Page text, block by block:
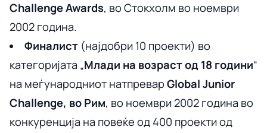
Challenge Awards, во Стокхолм во ноември
2002 година.
Финалист (најдобри 10 проекти) во
категоријата „Млади на возраст од 18 години“
на меѓународниот натпревар Global Junior
Challenge, во Рим, во ноември 2002 година во
конкуренција на повеќе од 400 проекти од